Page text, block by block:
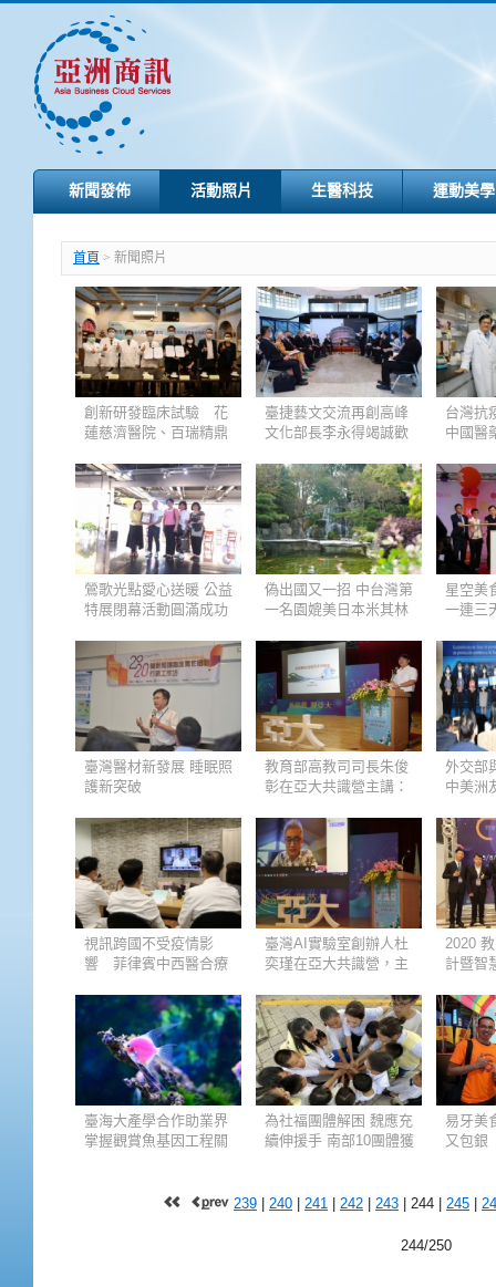
新聞發佈 活動照片 生醫科技 運動美學
首頁 > 新聞照片
創新研發臨床試驗 花
蓮慈濟醫院、百瑞精鼎
臺捷藝文交流再創高峰
文化部長李永得竭誠歡
齊訪問臺灣
台灣抗
中國醫
團隊重
登世界
鶯歌光點愛心送暖 公益
特展閉幕活動圓滿成功
偽出國又一招 中台灣第
一名園媲美日本米其林
星空美
一連三
臺灣醫材新發展 睡眠照
護新突破
教育部高教司司長朱俊
彰在亞大共識營主講：
來」，強調大學是希望
之所在，更要爭取社會
認同
外交部
中美洲
經濟
視訊跨國不受疫情影
響 菲律賓中西醫合療
臺灣AI實驗室創辦人杜
奕瑾在亞大共識營，主
調改變台灣的AI產業
鍊，培育AI人才最
2020
計暨智
系陳國
資訊工
臺海大產學合作助業界
掌握觀賞魚基因工程關
為社福團體解困 魏應充
續伸援手 南部10團體獲
易牙美
又包銀
239 240 241 242 243 244 245
244/250